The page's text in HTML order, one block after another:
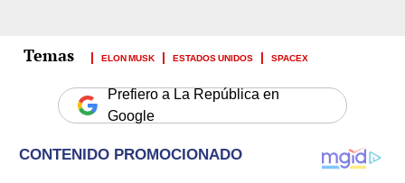
ELON MUSK ESTADOS UNIDOS SPACEX
Prefiero a La República en
Google